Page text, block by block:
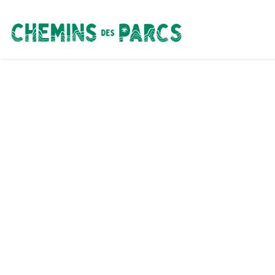
Chemins des Parcs